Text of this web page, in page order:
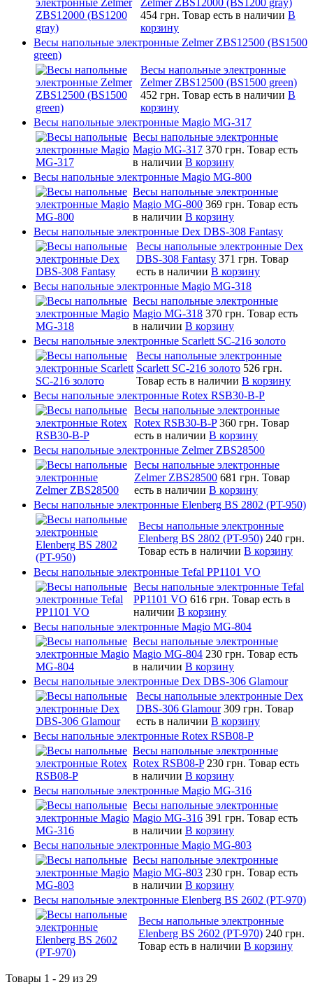
454 грн. Товар есть в наличии В
корзину
Весы напольные электронные Zelmer ZBS12500 (BS1500
green)
Весы напольные электронные
Zelmer ZBS12500 (BS1500 green)
452 грн. Товар есть в наличии В
корзину
Весы напольные электронные Magio MG-317
Весы напольные электронные
Magio MG-317 370 грн. Товар есть
в наличии В корзину
Весы напольные электронные Magio MG-800
Весы напольные электронные
Magio MG-800 369 грн. Товар есть
в наличии В корзину
Весы напольные электронные Dex DBS-308 Fantasy
Весы напольные электронные Dex
DBS-308 Fantasy 371 грн. Товар
есть в наличии В корзину
Весы напольные электронные Magio MG-318
Весы напольные электронные
Magio MG-318 370 грн. Товар есть
в наличии В корзину
Весы напольные электронные Scarlett SC-216 золото
Весы напольные электронные
Scarlett SC-216 золото 526 грн.
Товар есть в наличии В корзину
Весы напольные электронные Rotex RSB30-B-P
Весы напольные электронные
Rotex RSB30-B-P 360 грн. Товар
есть в наличии В корзину
Весы напольные электронные Zelmer ZBS28500
Весы напольные электронные
Zelmer ZBS28500 681 грн. Товар
есть в наличии В корзину
Весы напольные электронные Elenberg BS 2802 (PT-950)
Весы напольные электронные
Elenberg BS 2802 (PT-950) 240 грн.
Товар есть в наличии В корзину
Весы напольные электронные Tefal PP1101 VO
Весы напольные электронные Tefal
PP1101 VO 616 грн. Товар есть в
наличии В корзину
Весы напольные электронные Magio MG-804
Весы напольные электронные
Magio MG-804 230 грн. Товар есть
в наличии В корзину
Весы напольные электронные Dex DBS-306 Glamour
Весы напольные электронные Dex
DBS-306 Glamour 309 грн. Товар
есть в наличии В корзину
Весы напольные электронные Rotex RSB08-P
Весы напольные электронные
Rotex RSB08-P 230 грн. Товар есть
в наличии В корзину
Весы напольные электронные Magio MG-316
Весы напольные электронные
Magio MG-316 391 грн. Товар есть
в наличии В корзину
Весы напольные электронные Magio MG-803
Весы напольные электронные
Magio MG-803 230 грн. Товар есть
в наличии В корзину
Весы напольные электронные Elenberg BS 2602 (PT-970)
Весы напольные электронные
Elenberg BS 2602 (PT-970) 240 грн.
Товар есть в наличии В корзину
Товары 1 - 29 из 29